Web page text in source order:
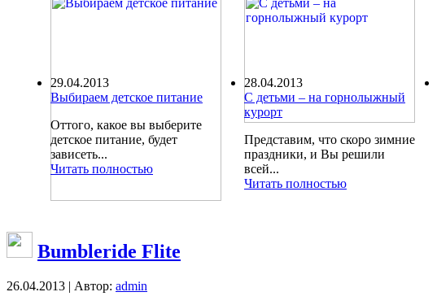
29.04.2013
Выбираем детское питание
Оттого, какое вы выберите
детское питание, будет
зависеть...
Читать полностью
28.04.2013
С детьми – на горнолыжный
курорт
Представим, что скоро зимние
праздники, и Вы решили
всей...
Читать полностью
Bumbleride Flite
26.04.2013 | Автор: admin